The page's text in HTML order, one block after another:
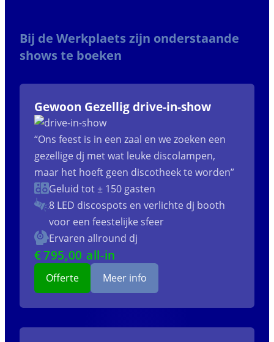
Bij de Werkplaets zijn onderstaande
shows te boeken
Gewoon Gezellig drive-in-show
“Ons feest is in een zaal en we zoeken een
gezellige dj met wat leuke discolampen,
maar het hoeft geen discotheek te worden”
Geluid tot ± 150 gasten
8 LED discospots en verlichte dj booth
voor een feestelijke sfeer
Ervaren allround dj
€795,00 all-in
Offerte Meer info